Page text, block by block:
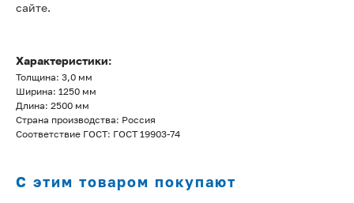
сайте.
Характеристики:
Толщина: 3,0 мм
Ширина: 1250 мм
Длина: 2500 мм
Страна производства: Россия
Соответствие ГОСТ: ГОСТ 19903-74
С этим товаром покупают